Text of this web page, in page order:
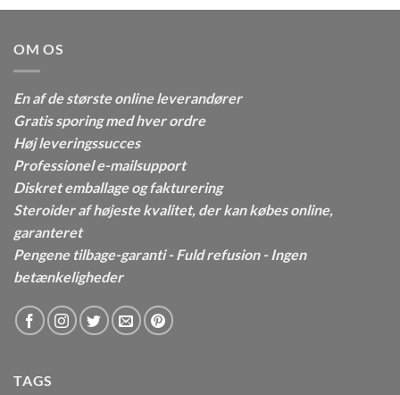
OM OS
En af de største online leverandører
Gratis sporing med hver ordre
Høj leveringssucces
Professionel e-mailsupport
Diskret emballage og fakturering
Steroider af højeste kvalitet, der kan købes online,
garanteret
Pengene tilbage-garanti - Fuld refusion - Ingen
betænkeligheder
TAGS